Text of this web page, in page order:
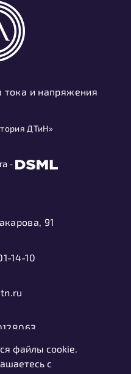
тока и напряжения
ДТиН»
-
91
14-10
файлы cookie.
с